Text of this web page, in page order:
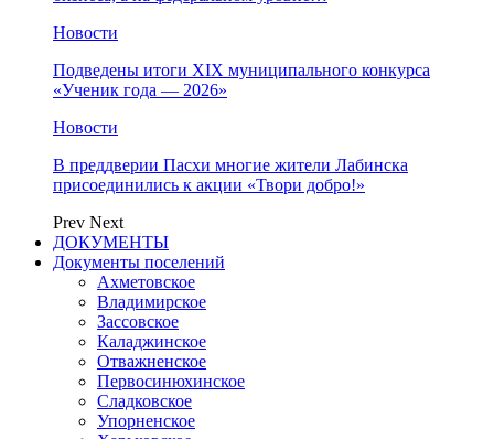
Новости
Подведены итоги XIX муниципального конкурса
«Ученик года — 2026»
Новости
В преддверии Пасхи многие жители Лабинска
присоединились к акции «Твори добро!»
Prev Next
ДОКУМЕНТЫ
Документы поселений
Ахметовское
Владимирское
Зассовское
Каладжинское
Отважненское
Первосинюхинское
Сладковское
Упорненское